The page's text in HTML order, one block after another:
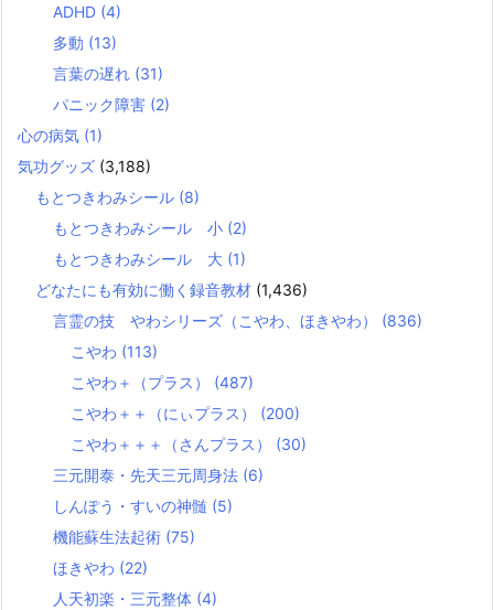
ADHD (4)
多動 (13)
言葉の遅れ (31)
パニック障害 (2)
心の病気 (1)
気功グッズ (3,188)
もとつきわみシール (8)
もとつきわみシール 小 (2)
もとつきわみシール 大 (1)
どなたにも有効に働く録音教材 (1,436)
言霊の技 やわシリーズ（こやわ、ほきやわ） (836)
こやわ (113)
こやわ＋（プラス） (487)
こやわ＋＋（にぃプラス） (200)
こやわ＋＋＋（さんプラス） (30)
三元開泰・先天三元周身法 (6)
しんぽう・すいの神髄 (5)
機能蘇生法起術 (75)
ほきやわ (22)
人天初楽・三元整体 (4)